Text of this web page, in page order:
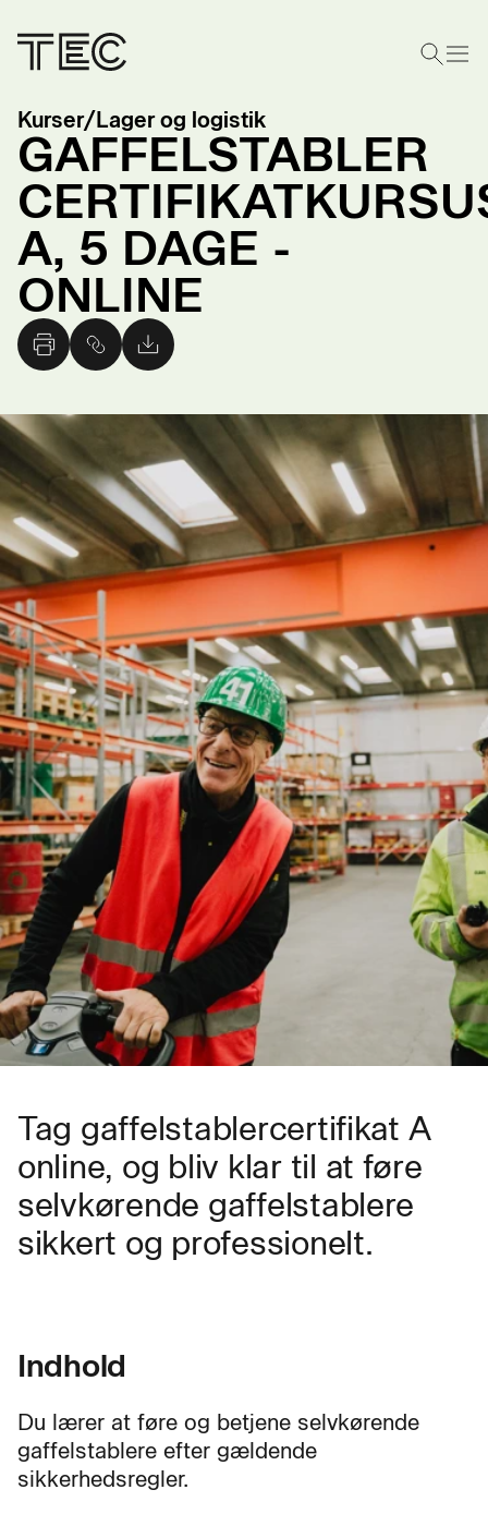
Kurser/Lager og logistik
GAFFELSTABLER
A, 5 DAGE -
ONLINE
Tag gaffelstablercertifikat A
online, og bliv klar til at føre
selvkørende gaffelstablere
sikkert og professionelt.
Indhold
Du lærer at føre og betjene selvkørende
gaffelstablere efter gældende
sikkerhedsregler.